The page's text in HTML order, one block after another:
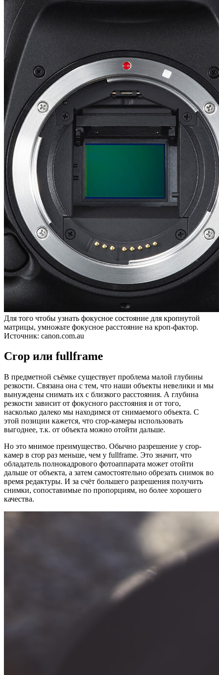
Для того чтобы узнать фокусное состояние для кропнутой
матрицы, умножьте фокусное расстояние на кроп-фактор.
Источник: canon.com.au
Crop или fullframe
В предметной съёмке существует проблема малой глубины
резкости. Связана она с тем, что наши объекты невелики и мы
вынуждены снимать их с близкого расстояния. А глубина
резкости зависит от фокусного расстояния и от того,
насколько далеко мы находимся от снимаемого объекта. С
этой позиции кажется, что crop-камеры использовать
выгоднее, т.к. от объекта можно отойти дальше.
Но это мнимое преимущество. Обычно разрешение у crop-
камер в crop раз меньше, чем у fullframe. Это значит, что
обладатель полнокадрового фотоаппарата может отойти
дальше от объекта, а затем самостоятельно обрезать снимок во
время редактуры. И за счёт большего разрешения получить
снимки, сопоставимые по пропорциям, но более хорошего
качества.